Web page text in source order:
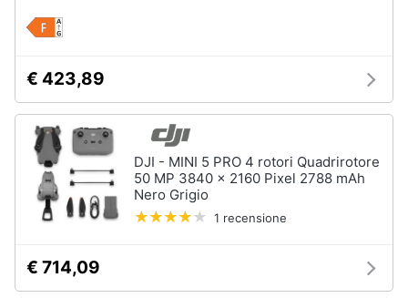
€ 423,89
DJI - MINI 5 PRO 4 rotori Quadrirotore
50 MP 3840 x 2160 Pixel 2788 mAh
Nero Grigio
1 recensione
€ 714,09